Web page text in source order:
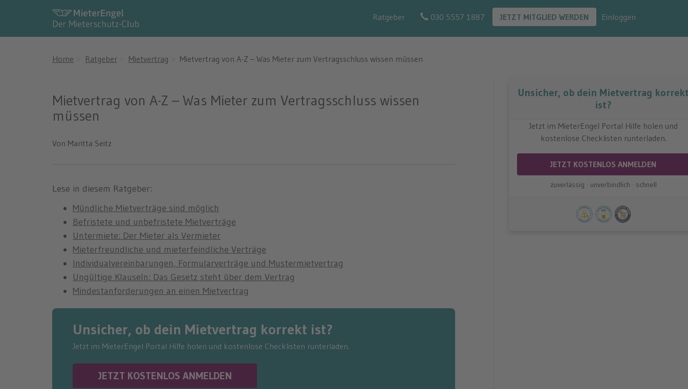
Ratgeber 030 5557 1887 JETZT MITGLIED WERDEN Einloggen
Home Ratgeber Mietvertrag Mietvertrag von A-Z – Was Mieter zum Vertragsschluss wissen müssen
Mietvertrag von A-Z – Was Mieter zum Vertragsschluss wissen
müssen
Unsicher, ob dein Mietvertrag
ist?
Jetzt im MieterEngel Portal Hilfe holen und
kostenlose Checklisten runterladen.
JETZT KOSTENLOS ANMELDEN
zuverlässig · unverbindlich · schnell
Von Maritta Seitz
Lese in diesem Ratgeber:
Mündliche Mietverträge sind möglich
Befristete und unbefristete Mietverträge
Untermiete: Der Mieter als Vermieter
Mieterfreundliche und mieterfeindliche Verträge
Individualvereinbarungen, Formularverträge und Mustermietvertrag
Ungültige Klauseln: Das Gesetz steht über dem Vertrag
Mindestanforderungen an einen Mietvertrag
Unsicher, ob dein Mietvertrag korrekt ist?
Jetzt im MieterEngel Portal Hilfe holen und kostenlose Checklisten runterladen.
JETZT KOSTENLOS ANMELDEN